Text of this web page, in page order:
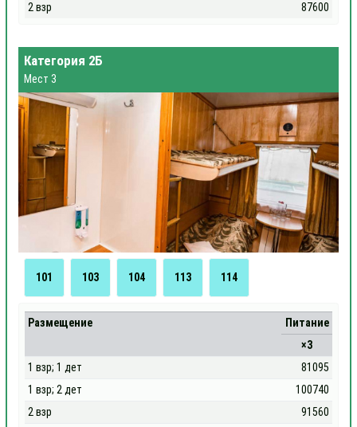
2 взр
87600
Категория 2Б
Мест 3
101 103 104 113 114
Размещение
Питание
×3
1 взр; 1 дет
81095
1 взр; 2 дет
100740
2 взр
91560